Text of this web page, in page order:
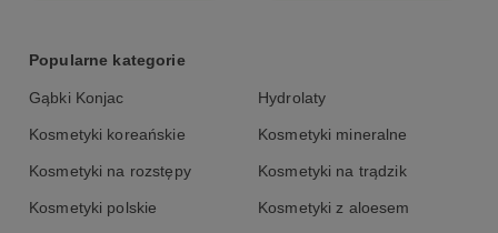
Oil/Argania Spinosa Kernel Oil, Butyrospermum Parkii, PEG-8,
Popularne kategorie
Gąbki Konjac Hydrolaty
Kosmetyki koreańskie Kosmetyki mineralne
Kosmetyki na rozstępy Kosmetyki na trądzik
Kosmetyki polskie Kosmetyki z aloesem